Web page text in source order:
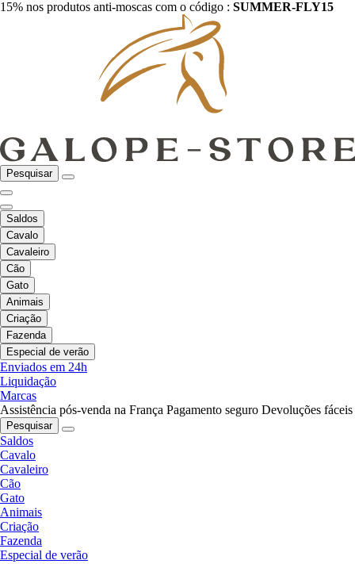
15% nos produtos anti-moscas com o código : SUMMER-FLY15
Pesquisar
Saldos
Cavalo
Cavaleiro
Cão
Gato
Animais
Criação
Fazenda
Especial de verão
Enviados em 24h
Liquidação
Marcas
Assistência pós-venda na França Pagamento seguro Devoluções fáceis
Pesquisar
Saldos
Cavalo
Cavaleiro
Cão
Gato
Animais
Criação
Fazenda
Especial de verão